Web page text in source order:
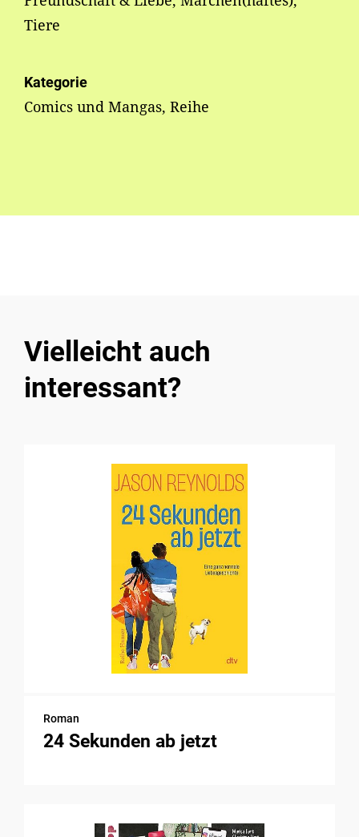
Tiere
Kategorie
Comics und Mangas, Reihe
Vielleicht auch
interessant?
Roman
24 Sekunden ab jetzt